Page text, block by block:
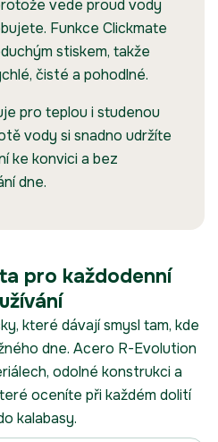
vede proud vody
Funkce Clickmate
stiskem, takže
čisté a pohodlné.
pro teplou i studenou
vody si snadno udržíte
ke konvici a bez
dne.
pro každodenní
které dávají smysl tam, kde
dne. Acero R-Evolution
odolné konstrukci a
oceníte při každém dolití
kalabasy.